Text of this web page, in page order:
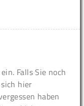
Falls Sie noch
hier
haben